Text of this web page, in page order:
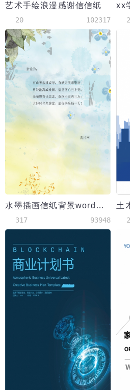
艺术手绘浪漫感谢信信纸
20 102317
xx
水墨插画信纸背景word模板
317 93948